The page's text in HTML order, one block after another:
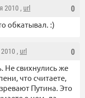
0
2010 , url
обкатывал. :)
0
, url
Не свихнулись же
что считаете,
Путина. Это